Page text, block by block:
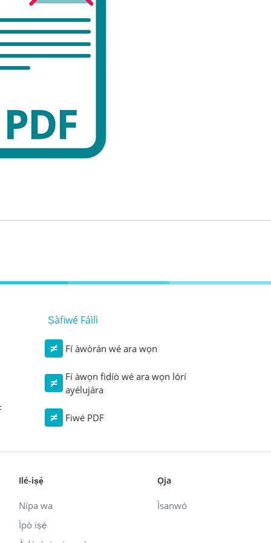
Ṣàfiwé Fáìlì
Fí àwòrán wé ara wọn
Fí àwọn fidíò wé ara wọn lórí
ayélujára
Fiwé PDF
Ilé-iṣẹ́
Nípa wa
Ìpò iṣẹ́
Ọja
Ìsanwó